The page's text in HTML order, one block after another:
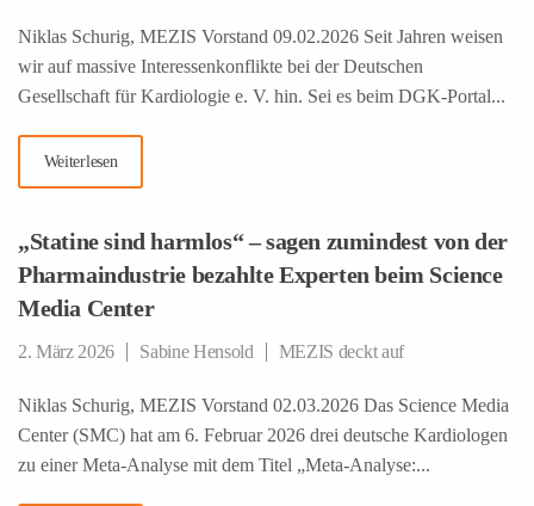
Niklas Schurig, MEZIS Vorstand 09.02.2026 Seit Jahren weisen
wir auf massive Interessenkonflikte bei der Deutschen
Gesellschaft für Kardiologie e. V. hin. Sei es beim DGK-Portal...
Weiterlesen
„Statine sind harmlos“ – sagen zumindest von der
Pharmaindustrie bezahlte Experten beim Science
Media Center
2. März 2026 Sabine Hensold MEZIS deckt auf
Niklas Schurig, MEZIS Vorstand 02.03.2026 Das Science Media
Center (SMC) hat am 6. Februar 2026 drei deutsche Kardiologen
zu einer Meta-Analyse mit dem Titel „Meta-Analyse:...